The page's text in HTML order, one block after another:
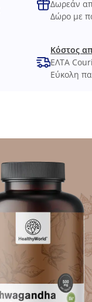
Δωρεάν
Δώρο με
Κόστος
ΕΛΤΑ
Εύκολη